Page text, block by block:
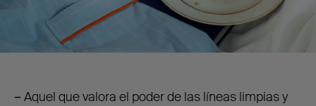
– Aquel que valora el poder de las líneas limpias y